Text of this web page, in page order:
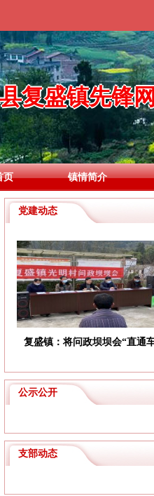
复盛镇先锋
页 镇情简介
党建动态
复盛镇：将问政坝坝会“直通
公示公开
支部动态